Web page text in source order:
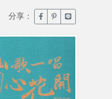
分享： 臉書分享(另開新視窗)
噗浪分享(另開新
Line分享(另